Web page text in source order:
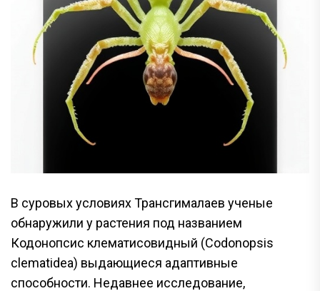
В суровых условиях Трансгималаев ученые
обнаружили у растения под названием
Кодонопсис клематисовидный (Codonopsis
clematidea) выдающиеся адаптивные
способности. Недавнее исследование,